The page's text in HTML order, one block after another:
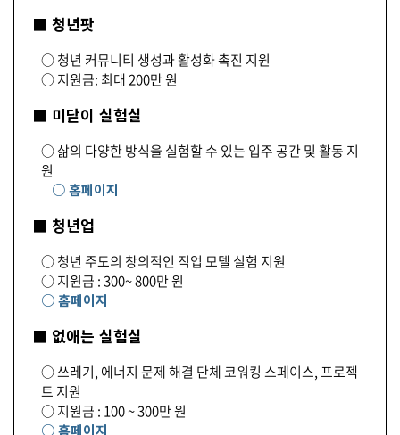
■ 청년팟
○ 청년 커뮤니티 생성과 활성화 촉진 지원
○ 지원금: 최대 200만 원
■ 미닫이 실험실
○ 삶의 다양한 방식을 실험할 수 있는 입주 공간 및 활동 지
원
○ 홈페이지
■ 청년업
○ 청년 주도의 창의적인 직업 모델 실험 지원
○ 지원금 : 300~ 800만 원
○ 홈페이지
■ 없애는 실험실
○ 쓰레기, 에너지 문제 해결 단체 코워킹 스페이스, 프로젝
트 지원
○ 지원금 : 100 ~ 300만 원
○ 홈페이지